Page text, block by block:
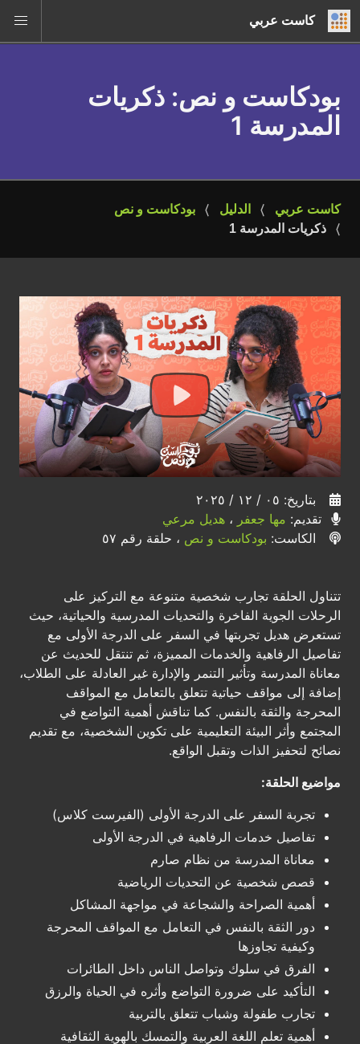
كاست عربي
بودكاست و نص: ذكريات
المدرسة 1
كاست عربي الدليل
بودكاست و نص
ذكريات المدرسة 1
بتاريخ: ٠٥ / ١٢ / ٢٠٢٥
تقديم: مها جعفر ، هديل مرعي
الكاست: بودكاست و نص ، حلقة رقم ٥٧
تتناول الحلقة تجارب شخصية متنوعة مع التركيز على
الرحلات الجوية الفاخرة والتحديات المدرسية والحياتية، حيث
تستعرض هديل تجربتها في السفر على الدرجة الأولى مع
تفاصيل الرفاهية والخدمات المميزة، ثم تنتقل للحديث عن
معاناة المدرسة وتأثير التنمر والإدارة غير العادلة على الطلاب،
إضافة إلى مواقف حياتية تتعلق بالتعامل مع المواقف
المحرجة والثقة بالنفس. كما تناقش أهمية التواضع في
المجتمع وأثر البيئة التعليمية على تكوين الشخصية، مع تقديم
نصائح لتحفيز الذات وتقبل الواقع.
مواضيع الحلقة:
تجربة السفر على الدرجة الأولى (الفيرست كلاس)
تفاصيل خدمات الرفاهية في الدرجة الأولى
معاناة المدرسة من نظام صارم
قصص شخصية عن التحديات الرياضية
أهمية الصراحة والشجاعة في مواجهة المشاكل
دور الثقة بالنفس في التعامل مع المواقف المحرجة
وكيفية تجاوزها
الفرق في سلوك وتواصل الناس داخل الطائرات
التأكيد على ضرورة التواضع وأثره في الحياة والرزق
تجارب طفولة وشباب تتعلق بالتربية
أهمية تعلم اللغة العربية والتمسك بالهوية الثقافية